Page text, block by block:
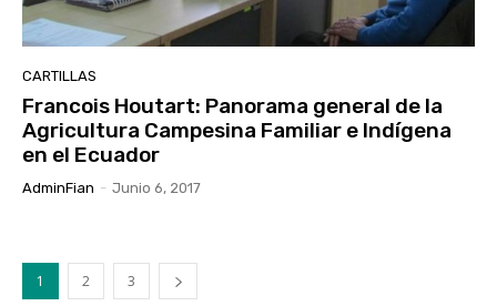
CARTILLAS
Francois Houtart: Panorama general de la
Agricultura Campesina Familiar e Indígena
en el Ecuador
AdminFian - Junio 6, 2017
1 2 3